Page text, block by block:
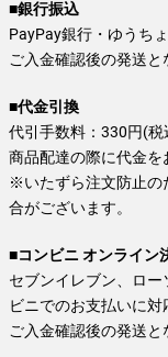
■銀行振込
PayPay銀行・ゆうち
ご入金確認後の発送と
■代金引換
代引手数料：330円(税
商品配達の際に代金を
※いたずら注文防止の
合がござ
■コンビニ オンライン
セブンイレブン、ロ
ビニでのお支払いに対
ご入金確認後の発送と